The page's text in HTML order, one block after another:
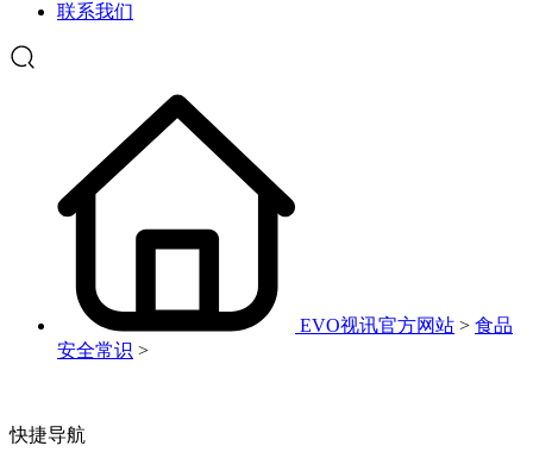
联系我们
EVO视讯官方网站 > 食品
安全常识 >
快捷导航